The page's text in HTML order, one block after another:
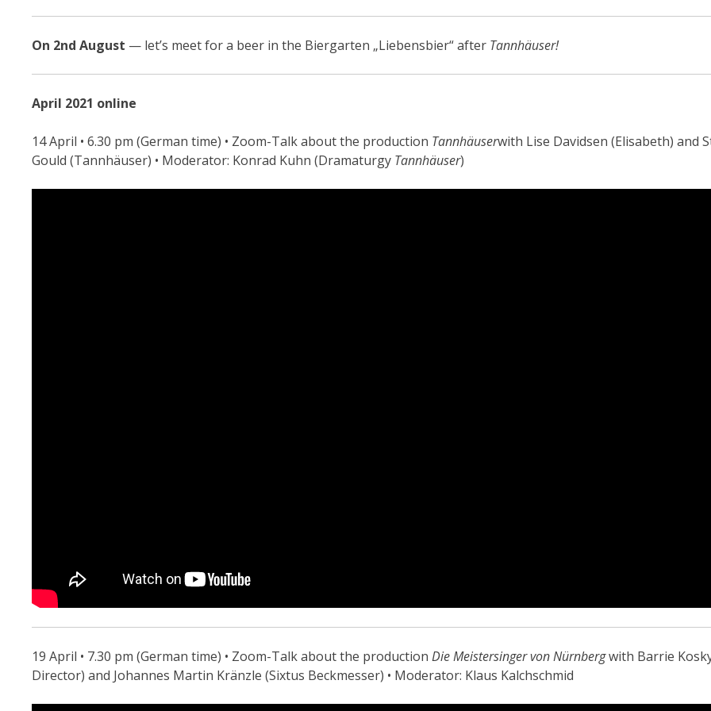
On 2nd August — let’s meet for a beer in the Biergarten „Liebensbier“ after Tannhäuser!
April 2021 online
14 April • 6.30 pm (German time) • Zoom-Talk about the production Tannhäuserwith Lise Davidsen (Elisabeth) and
Gould (Tannhäuser) • Moderator: Konrad Kuhn (Dramaturgy Tannhäuser)
19 April • 7.30 pm (German time) • Zoom-Talk about the production Die Meistersinger von Nürnbergwith Barrie
Director) and Johannes Martin Kränzle (Sixtus Beckmesser) • Moderator: Klaus Kalchschmid